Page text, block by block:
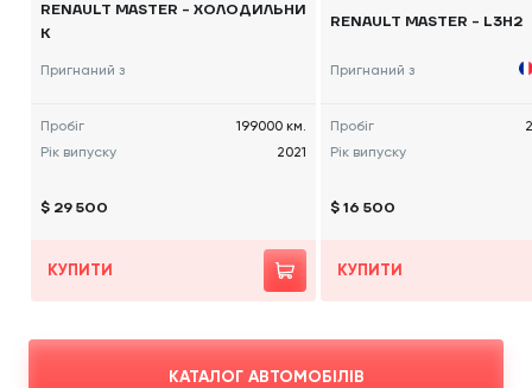
RENAULT MASTER - ХОЛОДИЛЬНИ
К
Пригнаний з
Пробіг
199000 км.
Рік випуску
2021
$ 29 500
КУПИТИ
RENAULT MASTER - L3H2
Пригнаний з
Пробіг
Рік випуску
$ 16 500
КУПИТИ
КАТАЛОГ АВТОМОБІЛІВ